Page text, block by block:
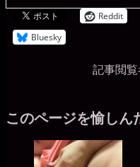
Reddit
Bluesky
記事閲
このページを愉しん